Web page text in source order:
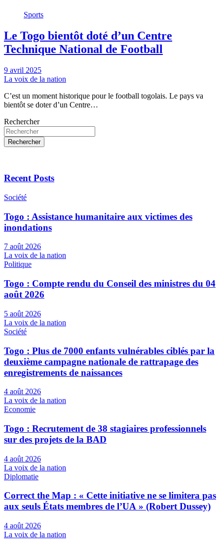
Sports
Le Togo bientôt doté d’un Centre
Technique National de Football
9 avril 2025
La voix de la nation
C’est un moment historique pour le football togolais. Le pays va
bientôt se doter d’un Centre…
Rechercher
Rechercher
Recent Posts
Société
Togo : Assistance humanitaire aux victimes des
inondations
7 août 2026
La voix de la nation
Politique
Togo : Compte rendu du Conseil des ministres du 04
août 2026
5 août 2026
La voix de la nation
Société
Togo : Plus de 7000 enfants vulnérables ciblés par la
deuxième campagne nationale de rattrapage des
enregistrements de naissances
4 août 2026
La voix de la nation
Economie
Togo : Recrutement de 38 stagiaires professionnels
sur des projets de la BAD
4 août 2026
La voix de la nation
Diplomatie
Correct the Map : « Cette initiative ne se limitera pas
aux seuls États membres de l’UA » (Robert Dussey)
4 août 2026
La voix de la nation